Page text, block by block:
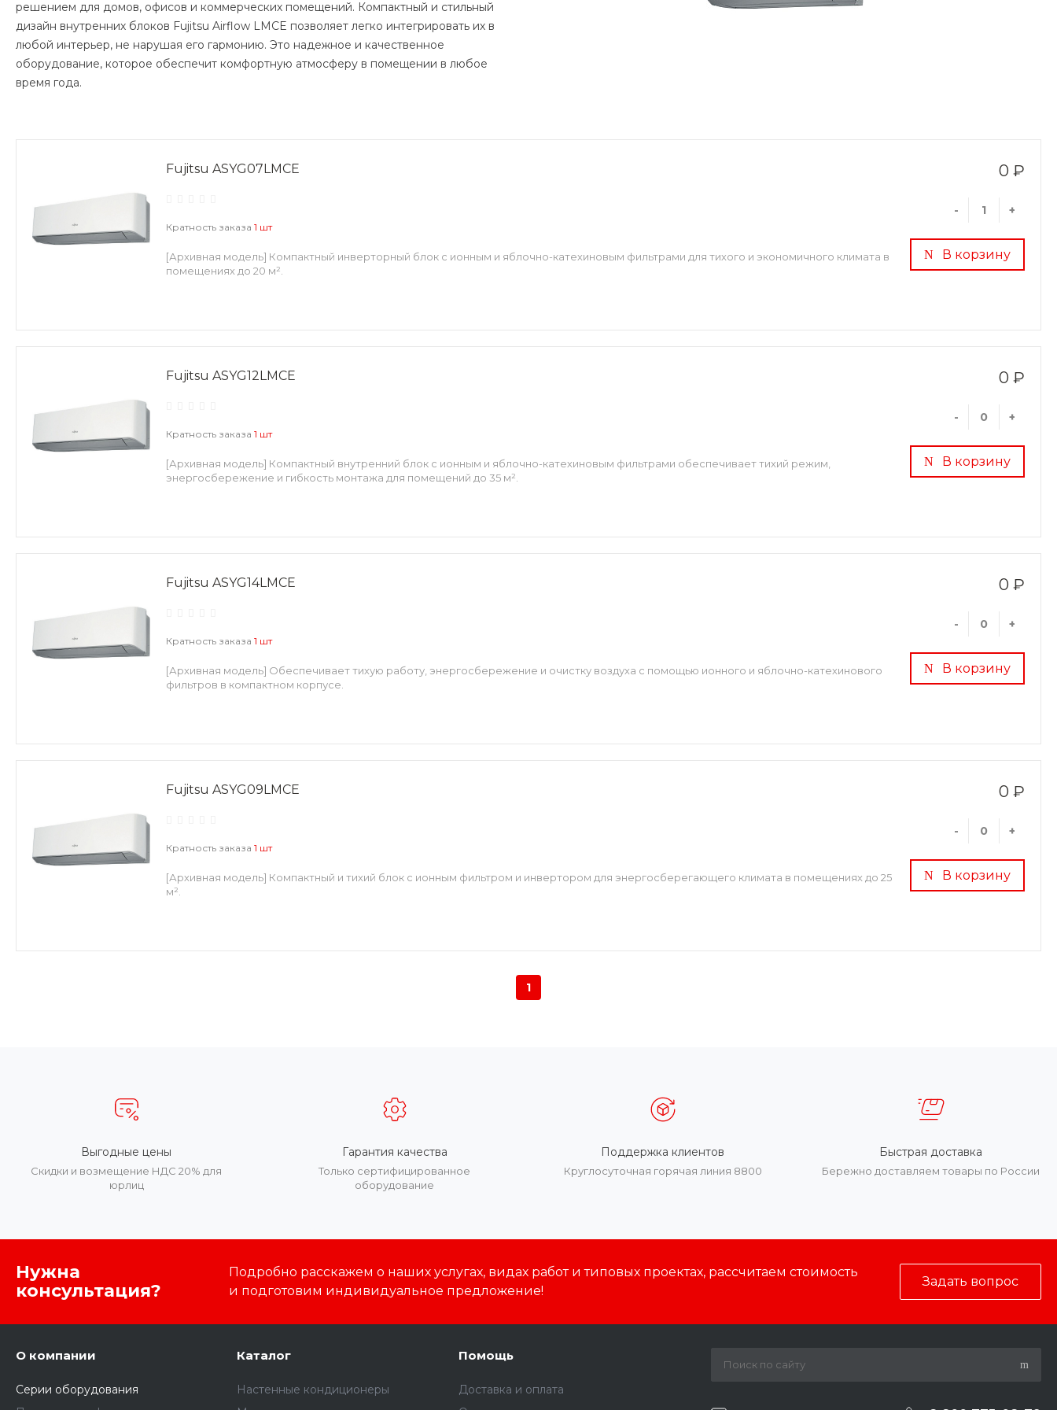
решением для домов, офисов и коммерческих помещений. Компактный и стильный
дизайн внутренних блоков Fujitsu Airflow LMCE позволяет легко интегрировать их в
любой интерьер, не нарушая его гармонию. Это надежное и качественное
оборудование, которое обеспечит комфортную атмосферу в помещении в любое
время года.
0 ₽
- +
В корзину
Fujitsu ASYG07LMCE
Кратность заказа 1 шт
[Архивная модель] Компактный инверторный блок с ионным и яблочно-катехиновым фильтрами для тихого и экономичного климата в
помещениях до 20 м².
0 ₽
- +
В корзину
Fujitsu ASYG12LMCE
Кратность заказа 1 шт
[Архивная модель] Компактный внутренний блок с ионным и яблочно-катехиновым фильтрами обеспечивает тихий режим,
энергосбережение и гибкость монтажа для помещений до 35 м².
0 ₽
- +
В корзину
Fujitsu ASYG14LMCE
Кратность заказа 1 шт
[Архивная модель] Обеспечивает тихую работу, энергосбережение и очистку воздуха с помощью ионного и яблочно-катехинового
фильтров в компактном корпусе.
0 ₽
- +
В корзину
Fujitsu ASYG09LMCE
Кратность заказа 1 шт
[Архивная модель] Компактный и тихий блок с ионным фильтром и инвертором для энергосберегающего климата в помещениях до 25
м².
1
Выгодные цены
Скидки и возмещение НДС 20% для
юрлиц
Гарантия качества
Только сертифицированное
оборудование
Поддержка клиентов
Круглосуточная горячая линия 8800
Быстрая доставка
Бережно доставляем товары по России
Нужна
консультация?
Подробно расскажем о наших услугах, видах работ и типовых проектах, рассчитаем стоимость
и подготовим индивидуальное предложение!
Задать вопрос
О компании
Серии оборудования
Каталог
Настенные кондиционеры
Помощь
Доставка и оплата